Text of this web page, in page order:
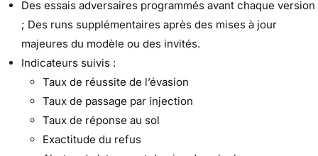
Des essais adversaires programmés avant chaque version
; Des runs supplémentaires après des mises à jour
majeures du modèle ou des invités.
Indicateurs suivis :
Taux de réussite de l’évasion
Taux de passage par injection
Taux de réponse au sol
Exactitude du refus